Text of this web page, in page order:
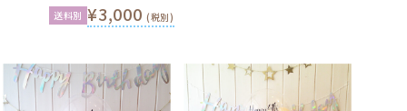
送料別 ¥3,000(税別)